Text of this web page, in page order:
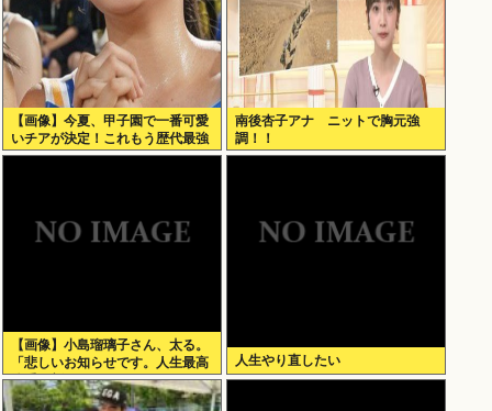
【画像】今夏、甲子園で一番可愛
いチアが決定！これもう歴代最強
なんじゃね？
南後杏子アナ ニットで胸元強
調！！
【画像】小島瑠璃子さん、太る。
「悲しいお知らせです。人生最高
体重更新しました！デニムがきつ
いw」
人生やり直したい